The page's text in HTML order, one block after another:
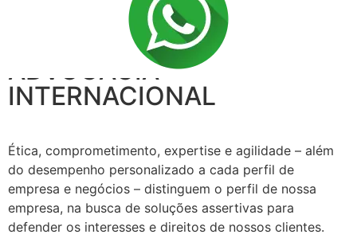
PINTO PALMIERI
ADVOCACIA
INTERNACIONAL
Ética, comprometimento, expertise e agilidade – além
do desempenho personalizado a cada perfil de
empresa e negócios – distinguem o perfil de nossa
empresa, na busca de soluções assertivas para
defender os interesses e direitos de nossos clientes.